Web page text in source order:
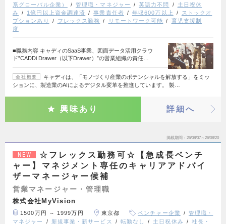
系グローバル企業）
管理職・マネジャー 英語力不問
土日祝休
み
1億円以上資金調達済 事業責任者 年収600万以上
ストックオ
プションあり
フレックス勤務 リモートワーク可能
育児支援制
度
■職務内容 キャディのSaaS事業、図面データ活用クラウ
ド”CADDi Drawer（以下Drawer）”の営業組織の責任…
会社概要
キャディは、「モノづくり産業のポテンシャルを解放する」をミッ
ションに、製造業のAIによるデジタル変革を推進しています。 製…
興味あり 詳細へ
掲載期間 26/08/07～26/08/20
NEW
☆フレックス勤務可☆【急成長ベンチ
ャー】マネジメント専任のキャリアアドバイ
ザーマネージャー候補
営業マネージャー・管理職
株式会社MyVision
1500万円 ～ 1999万円 東京都 ベンチャー企業
管理職・
マネジャー
新規事業・新サービス 転勤なし 土日祝休み 社長・